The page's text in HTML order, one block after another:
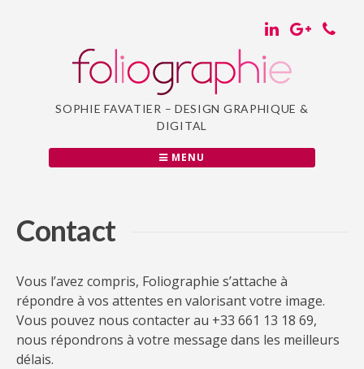
SOPHIE FAVATIER – DESIGN GRAPHIQUE &
DIGITAL
MENU
Contact
Vous l’avez compris, Foliographie s’attache à
répondre à vos attentes en valorisant votre image.
Vous pouvez nous contacter au +33 661 13 18 69,
nous répondrons à votre message dans les meilleurs
délais.